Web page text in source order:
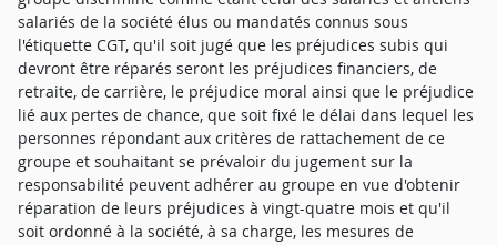
salariés de la société élus ou mandatés connus sous
l'étiquette CGT, qu'il soit jugé que les préjudices subis qui
devront être réparés seront les préjudices financiers, de
retraite, de carrière, le préjudice moral ainsi que le préjudice
lié aux pertes de chance, que soit fixé le délai dans lequel les
personnes répondant aux critères de rattachement de ce
groupe et souhaitant se prévaloir du jugement sur la
responsabilité peuvent adhérer au groupe en vue d'obtenir
réparation de leurs préjudices à vingt-quatre mois et qu'il
soit ordonné à la société, à sa charge, les mesures de